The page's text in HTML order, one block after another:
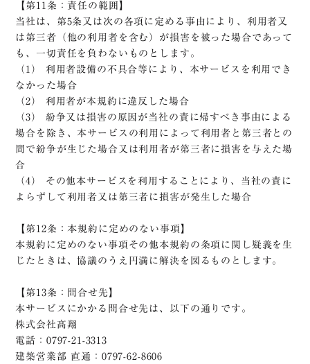
【第11条：責任の範囲】
当社は、第5条又は次の各項に定める事由により、利用者又
は第三者（他の利用者を含む）が損害を被った場合であって
も、一切責任を負わないものとします。
（1） 利用者設備の不具合等により、本サービスを利用でき
なかった場合
（2） 利用者が本規約に違反した場合
（3） 紛争又は損害の原因が当社の責に帰すべき事由による
場合を除き、本サービスの利用によって利用者と第三者との
間で紛争が生じた場合又は利用者が第三者に損害を与えた場
合
（4） その他本サービスを利用することにより、当社の責に
よらずして利用者又は第三者に損害が発生した場合
【第12条：本規約に定めのない事項】
本規約に定めのない事項その他本規約の条項に関し疑義を生
じたときは、協議のうえ円満に解決を図るものとします。
【第13条：問合せ先】
本サービスにかかる問合せ先は、以下の通りです。
株式会社髙翔
電話：0797-21-3313
建築営業部 直通：0797-62-8606